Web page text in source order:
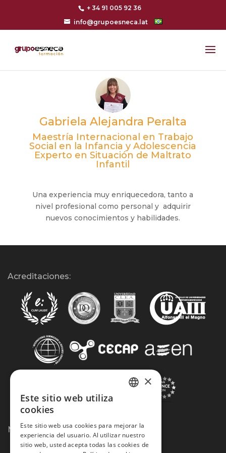
+ 34 91 005 92 36
info@grupoesneca.lat
Gabriela Alejandra Peralta
Maestría Internacional en Trabajo
Social en la Infancia y Adolescencia
Experto en Situación de Maltrato
Infantil
Una experiencia muy enriquecedora, tanto a
nivel profesional como personal y adquirir
nuevos conocimientos y habilidades.
Acreditaciones:
Métodos de Pago:
×
Este sitio web utiliza
cookies
Este sitio web usa cookies para mejorar la
experiencia del usuario. Al utilizar nuestro
sitio web, usted acepta todas las cookies de